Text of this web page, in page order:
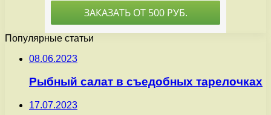
Популярные статьи
08.06.2023
Рыбный салат в съедобных тарелочках
17.07.2023